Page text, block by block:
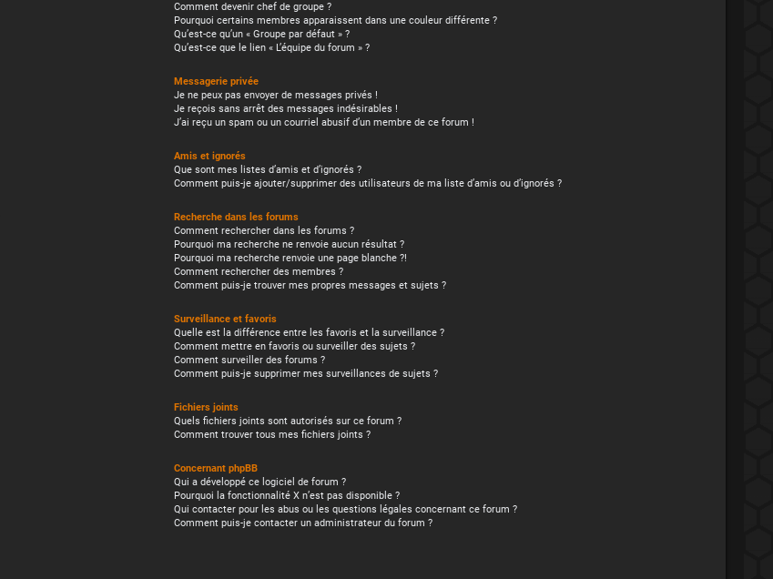
Comment devenir chef de groupe ?
Pourquoi certains membres apparaissent dans une couleur différente ?
Qu’est-ce qu’un « Groupe par défaut » ?
Qu’est-ce que le lien « L’équipe du forum » ?
Messagerie privée
Je ne peux pas envoyer de messages privés !
Je reçois sans arrêt des messages indésirables !
J’ai reçu un spam ou un courriel abusif d’un membre de ce forum !
Amis et ignorés
Que sont mes listes d’amis et d’ignorés ?
Comment puis-je ajouter/supprimer des utilisateurs de ma liste d’amis ou d’ignorés ?
Recherche dans les forums
Comment rechercher dans les forums ?
Pourquoi ma recherche ne renvoie aucun résultat ?
Pourquoi ma recherche renvoie une page blanche ?!
Comment rechercher des membres ?
Comment puis-je trouver mes propres messages et sujets ?
Surveillance et favoris
Quelle est la différence entre les favoris et la surveillance ?
Comment mettre en favoris ou surveiller des sujets ?
Comment surveiller des forums ?
Comment puis-je supprimer mes surveillances de sujets ?
Fichiers joints
Quels fichiers joints sont autorisés sur ce forum ?
Comment trouver tous mes fichiers joints ?
Concernant phpBB
Qui a développé ce logiciel de forum ?
Pourquoi la fonctionnalité X n’est pas disponible ?
Qui contacter pour les abus ou les questions légales concernant ce forum ?
Comment puis-je contacter un administrateur du forum ?